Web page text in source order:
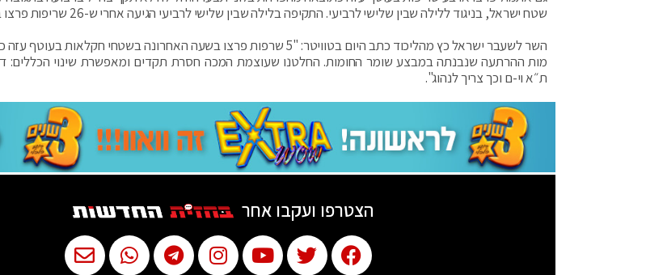
שטח ישראל, בניגוד ללילה שבין שלישי לרביעי. התקיפה בלילה שבין שלישי לרביעי הגיעה אחרי ש-26 שריפות פרצו בשטחי עוטף עזה.
השר לשעבר ישראל כץ מהליכוד כתב היום בטוויטר: "‏5 שרפות פרצו בשעה האחרונה בשטחי
מות ההרתעה שנבנתה במבצע שומר החומות. החלטנו שעוצמת המכה חסרת תקדים ומאפשרת שינוי הכללים:
ת״א וי-ם וכך צריך לנהוג".
הצטרפו ועקבו אחר